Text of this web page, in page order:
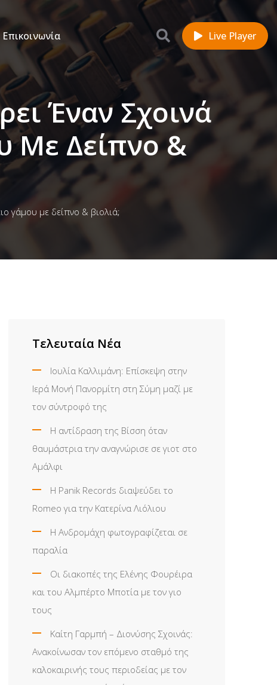
Επικοινωνία Live Player
Έναν Σχοινά
Με Δείπνο &
γάμου με δείπνο & βιολιά;
Τελευταία Νέα
Ιουλία Καλλιμάνη: Επίσκεψη στην
Ιερά Μονή Πανορμίτη στη Σύμη μαζί με
τον σύντροφό της
Η αντίδραση της Βίσση όταν
θαυμάστρια την αναγνώρισε σε γιοτ στο
Αμάλφι
Η Panik Records διαψεύδει το
Romeo για την Κατερίνα Λιόλιου
Η Ανδρομάχη φωτογραφίζεται σε
παραλία
Οι διακοπές της Ελένης Φουρέιρα
και του Αλμπέρτο Μποτία με τον γιο
τους
Καίτη Γαρμπή – Διονύσης Σχοινάς:
Ανακοίνωσαν τον επόμενο σταθμό της
καλοκαιρινής τους περιοδείας με τον